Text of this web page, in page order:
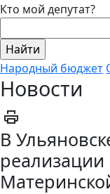
Кто мой депутат?
Народный бюджет
Новости
В
реализации